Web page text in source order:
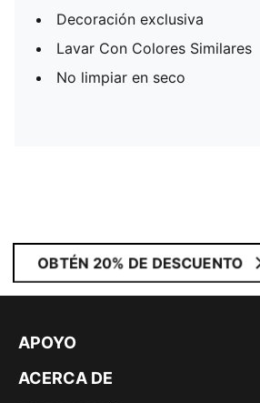
Decoración exclusiva
Lavar Con Colores Similares
No limpiar en seco
OBTÉN 20% DE DESCUENTO
APOYO
ACERCA DE